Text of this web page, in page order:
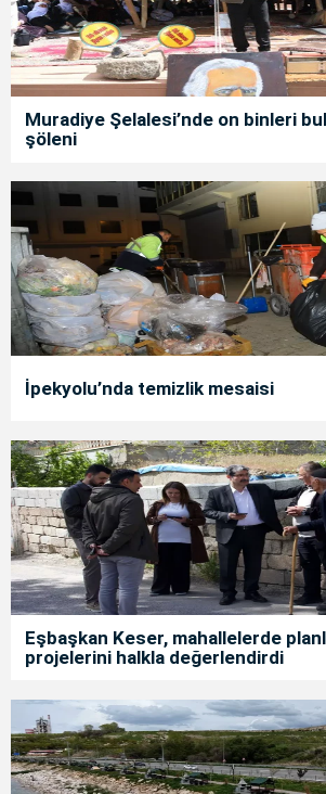
Muradiye Şelalesi’nde on binleri
şöleni
İpekyolu’nda temizlik mesaisi
Eşbaşkan Keser, mahallelerde
projelerini halkla değerlendirdi